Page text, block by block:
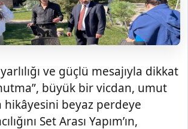
ve güçlü mesajıyla dikkat
büyük bir vicdan, umut
hikâyesini beyaz perdeye
Set Arası Yapım’ın,